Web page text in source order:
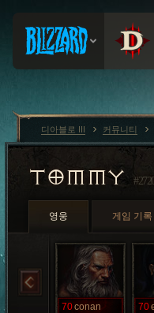
TOMMY
영웅 게임 기록
70conan 70
디아블로 III 커뮤니티